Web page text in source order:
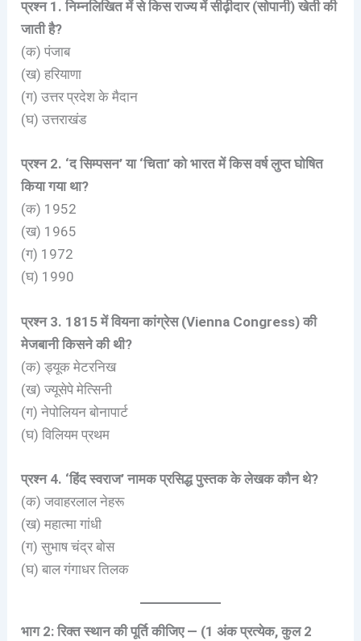
प्रश्न 1. निम्नलिखित में से किस राज्य में सीढ़ीदार (सोपानी) खेती की
जाती है?
(क) पंजाब
(ख) हरियाणा
(ग) उत्तर प्रदेश के मैदान
(घ) उत्तराखंड
प्रश्न 2. ‘द सिम्पसन’ या ‘चिता’ को भारत में किस वर्ष लुप्त घोषित
किया गया था?
(क) 1952
(ख) 1965
(ग) 1972
(घ) 1990
प्रश्न 3. 1815 में वियना कांग्रेस (Vienna Congress) की
मेजबानी किसने की थी?
(क) ड्यूक मेटरनिख
(ख) ज्यूसेपे मेत्सिनी
(ग) नेपोलियन बोनापार्ट
(घ) विलियम प्रथम
प्रश्न 4. ‘हिंद स्वराज’ नामक प्रसिद्ध पुस्तक के लेखक कौन थे?
(क) जवाहरलाल नेहरू
(ख) महात्मा गांधी
(ग) सुभाष चंद्र बोस
(घ) बाल गंगाधर तिलक
भाग 2: रिक्त स्थान की पूर्ति कीजिए — (1 अंक प्रत्येक, कुल 2